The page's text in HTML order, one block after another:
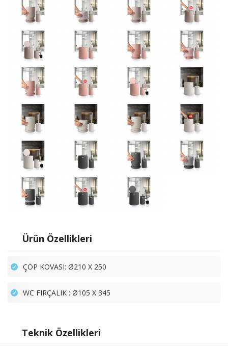
Ürün Özellikleri
ÇÖP KOVASI: Ø210 X 250
WC FIRÇALIK : Ø105 X 345
Teknik Özellikleri